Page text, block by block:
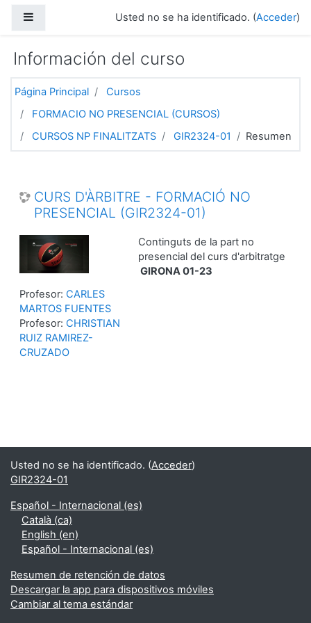
Usted no se ha identificado. (Acceder)
Información del curso
Página Principal
Cursos
FORMACIO NO PRESENCIAL (CURSOS)
CURSOS NP FINALITZATS
GIR2324-01 Resumen
CURS D'ÀRBITRE - FORMACIÓ NO
PRESENCIAL (GIR2324-01)
Continguts de la part no
presencial del curs d'arbitratge
GIRONA 01-23
Profesor: CARLES
MARTOS FUENTES
Profesor: CHRISTIAN
RUIZ RAMIREZ-
CRUZADO
Usted no se ha identificado. (Acceder)
GIR2324-01
Español - Internacional ‎(es)‎
Català ‎(ca)‎
English ‎(en)‎
Español - Internacional ‎(es)‎
Resumen de retención de datos
Descargar la app para dispositivos móviles
Cambiar al tema estándar